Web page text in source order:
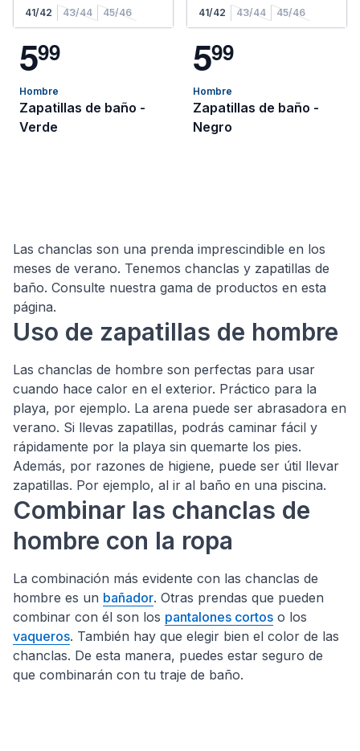
41/42 43/44 45/46
599
Hombre
Zapatillas de baño -
Verde
41/42 43/44 45/46
599
Hombre
Zapatillas de baño -
Negro
Las chanclas son una prenda imprescindible en los
meses de verano. Tenemos chanclas y zapatillas de
baño. Consulte nuestra gama de productos en esta
página.
Uso de zapatillas de hombre
Las chanclas de hombre son perfectas para usar
cuando hace calor en el exterior. Práctico para la
playa, por ejemplo. La arena puede ser abrasadora en
verano. Si llevas zapatillas, podrás caminar fácil y
rápidamente por la playa sin quemarte los pies.
Además, por razones de higiene, puede ser útil llevar
zapatillas. Por ejemplo, al ir al baño en una piscina.
Combinar las chanclas de
hombre con la ropa
La combinación más evidente con las chanclas de
hombre es un bañador. Otras prendas que pueden
combinar con él son los pantalones cortos o los
vaqueros. También hay que elegir bien el color de las
chanclas. De esta manera, puedes estar seguro de
que combinarán con tu traje de baño.